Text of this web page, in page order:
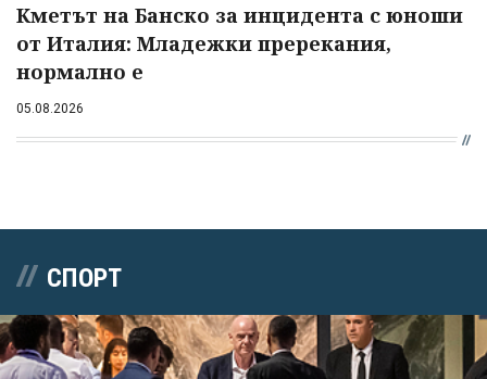
Кметът на Банско за инцидента с юноши
от Италия: Младежки пререкания,
нормално е
05.08.2026
СПОРТ